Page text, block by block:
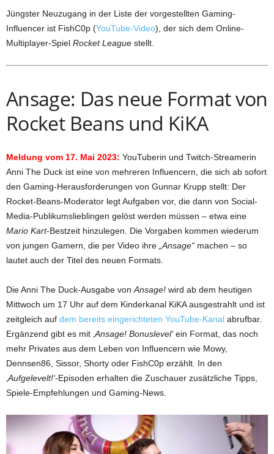
Jüngster Neuzugang in der Liste der vorgestellten Gaming-
Influencer ist FishC0p (YouTube-Video), der sich dem Online-
Multiplayer-Spiel Rocket League stellt.
Ansage: Das neue Format von
Rocket Beans und KiKA
Meldung vom 17. Mai 2023: YouTuberin und Twitch-Streamerin
Anni The Duck ist eine von mehreren Influencern, die sich ab sofort
den Gaming-Herausforderungen von Gunnar Krupp stellt: Der
Rocket-Beans-Moderator legt Aufgaben vor, die dann von Social-
Media-Publikumslieblingen gelöst werden müssen – etwa eine
Mario Kart-Bestzeit hinzulegen. Die Vorgaben kommen wiederum
von jungen Gamern, die per Video ihre „Ansage“ machen – so
lautet auch der Titel des neuen Formats.
Die Anni The Duck-Ausgabe von Ansage! wird ab dem heutigen
Mittwoch um 17 Uhr auf dem Kinderkanal KiKA ausgestrahlt und ist
zeitgleich auf dem bereits eingerichteten YouTube-Kanal abrufbar.
Ergänzend gibt es mit ‚ Ansage! Bonuslevel‘ ein Format, das noch
mehr Privates aus dem Leben von Influencern wie Mowy,
Dennsen86, Sissor, Shorty oder FishC0p erzählt. In den
Aufgelevelt!‘-Episoden erhalten die Zuschauer zusätzliche Tipps,
Spiele-Empfehlungen und Gaming-News.